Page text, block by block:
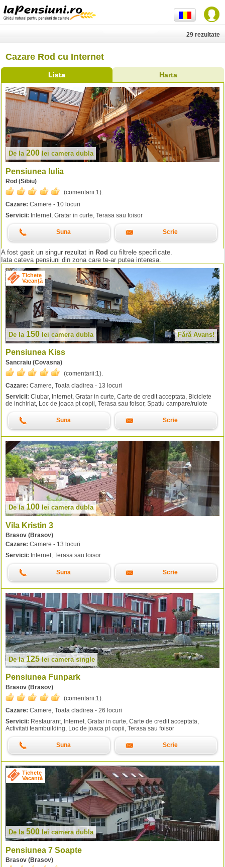
Cazare Rod cu Internet
Lista Harta
29 rezultate
De la 200 lei camera dubla
Pensiunea Iulia
Rod (Sibiu)
(comentarii:1).
Cazare: Camere - 10 locuri
Servicii: Internet, Gratar in curte, Terasa sau foisor
Suna Scrie
A fost gasit un singur rezultat in Rod cu filtrele specificate.
Iata cateva pensiuni din zona care te-ar putea interesa.
Tichete
Vacanță
De la 150 lei camera dubla Fără Avans!
Pensiunea Kiss
Sancraiu (Covasna)
(comentarii:1 ).
Cazare: Camere, Toata cladirea - 13 locuri
Servicii: Ciubar, Internet, Gratar in curte, Carte de credit acceptata, Biciclete
de inchiriat, Loc de joaca pt copii, Terasa sau foisor, Spatiu campare/rulote
Suna Scrie
De la100 lei camera dubla
Vila Kristin 3
Brasov (Brasov)
Cazare: Camere - 13 locuri
Servicii: Internet, Terasa sau foisor
Suna Scrie
De la125lei camera single
Pensiunea Funpark
Brasov (Brasov)
(comentarii:1).
Cazare: Camere, Toata cladirea - 26 locuri
Servicii: Restaurant, Internet, Gratar in curte, Carte de credit acceptata,
Activitati teambuilding, Loc de joaca pt copii, Terasa sau foisor
Suna Scrie
Tichete
Vacanță
De la 500 lei camera dubla
Pensiunea 7 Soapte
Brasov (Brasov)